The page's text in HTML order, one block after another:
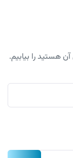
هستید را بیابیم.